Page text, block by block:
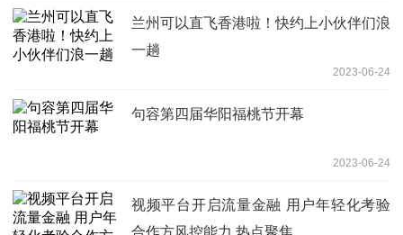
兰州可以直飞香港啦！快约上小伙伴们浪
一趟
2023-06-24
句容第四届华阳福桃节开幕
2023-06-24
视频平台开启流量金融 用户年轻化考验
合作方风控能力 热点聚焦